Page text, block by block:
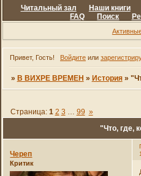
Читальный зал Наши книги
FAQ
Поиск
Привет, Гость! Войдитеили
» В ВИХРЕ ВРЕМЕН » История »
"Что, где,
Страница: 1 2 3 … 99 »
Череп
Критик